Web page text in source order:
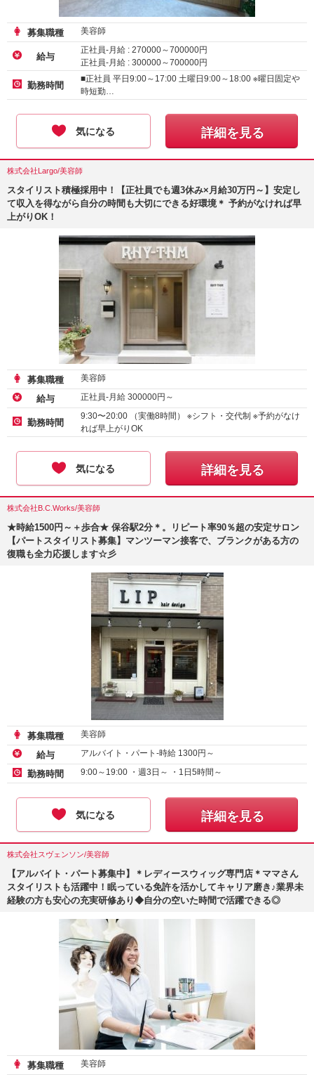
募集職種 美容師
給与
正社員-月給 : 270000～700000円
正社員-月給 : 300000～700000円
アルバイト・パート-時給 :1500～2000 円
勤務時間
■正社員 平日9:00～17:00 土曜日9:00～18:00 ※曜日固定や
時短勤…
気になる 詳細を見る
株式会社Largo/美容師
スタイリスト積極採用中！【正社員でも週3休み×月給30万円～】安定し
て収入を得ながら自分の時間も大切にできる好環境＊ 予約がなければ早
上がりOK！
募集職種 美容師
給与 正社員-月給 300000円～
勤務時間
9:30〜20:00 （実働8時間） ※シフト・交代制 ※予約がなけ
れば早上がりOK
気になる 詳細を見る
株式会社B.C.Works/美容師
★時給1500円～＋歩合★ 保谷駅2分＊。リピート率90％超の安定サロン
【パートスタイリスト募集】マンツーマン接客で、ブランクがある方の
復職も全力応援します☆彡
募集職種 美容師
給与 アルバイト・パート-時給 1300円～
勤務時間 9:00～19:00 ・週3日～ ・1日5時間～
気になる 詳細を見る
株式会社スヴェンソン/美容師
【アルバイト・パート募集中】＊レディースウィッグ専門店＊ママさん
スタイリストも活躍中！眠っている免許を活かしてキャリア磨き♪業界未
経験の方も安心の充実研修あり◆自分の空いた時間で活躍できる◎
募集職種 美容師